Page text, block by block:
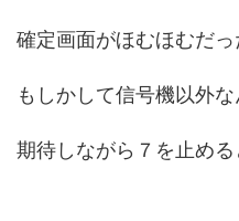
確定画面がほむほむだ
もしかして信号機以外
期待しながら７を止める